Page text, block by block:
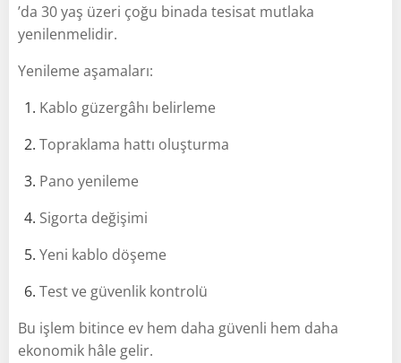
’da 30 yaş üzeri çoğu binada tesisat mutlaka
yenilenmelidir.
Yenileme aşamaları:
Kablo güzergâhı belirleme
Topraklama hattı oluşturma
Pano yenileme
Sigorta değişimi
Yeni kablo döşeme
Test ve güvenlik kontrolü
Bu işlem bitince ev hem daha güvenli hem daha
ekonomik hâle gelir.